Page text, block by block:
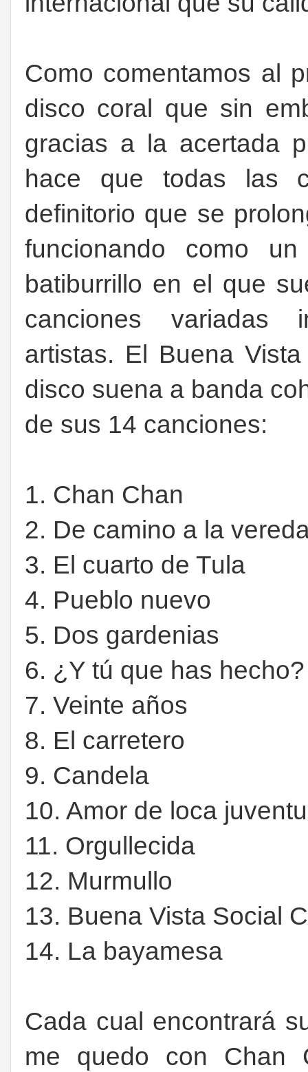
Como comentamos al
disco coral que sin
gracias a la acertada
hace que todas las
definitorio que se
funcionando como
batiburrillo en el que
canciones variadas
artistas. El Buena
disco suena a banda
de sus 14 canciones:
1. Chan Chan
2. De camino a la
3. El cuarto de Tula
4. Pueblo nuevo
5. Dos gardenias
6. ¿Y tú que has hecho?
7. Veinte años
8. El carretero
9. Candela
10. Amor de loca
11. Orgullecida
12. Murmullo
13. Buena Vista Social
14. La bayamesa
Cada cual encontrará
me quedo con Chan